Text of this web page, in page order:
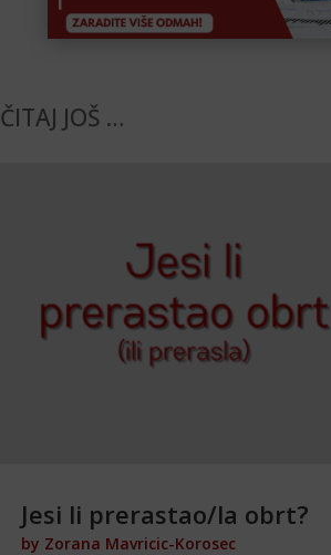
ČITAJ JOŠ …
Jesi li prerastao/la obrt?
by Zorana Mavricic-Korosec